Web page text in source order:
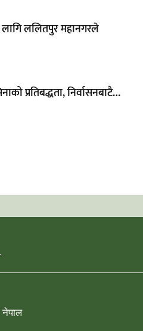
लागि ललितपुर महानगरले
प्रतिबद्धता, निर्वासनबाटै…
नेपाल